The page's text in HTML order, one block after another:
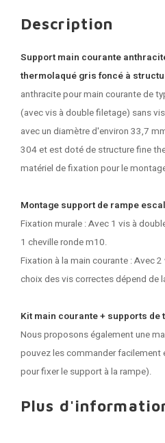
Description
Support main courante
thermolaqué gris foncé à
anthracite pour main courante de
(avec vis à double filetage) sans
avec un diamètre d'environ 33,7
304 et est doté de structure fine
matériel de fixation pour le
Montage support de rampe
Fixation murale : Avec 1 vis à
1 cheville ronde m10.
Fixation à la main courante : Avec
choix des vis correctes dépend de
Kit main courante + supports de
Nous proposons également une
pouvez les commander facilement
pour fixer le support à la rampe).
Plus